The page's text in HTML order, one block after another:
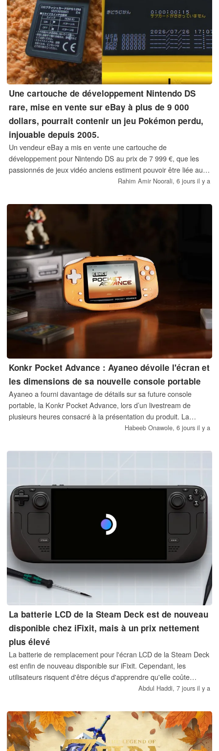
Une cartouche de développement Nintendo DS
rare, mise en vente sur eBay à plus de 9 000
dollars, pourrait contenir un jeu Pokémon perdu,
injouable depuis 2005.
Un vendeur eBay a mis en vente une cartouche de
développement pour Nintendo DS au prix de 7 999 €, que les
passionnés de jeux vidéo anciens estiment pouvoir être liée au
mini-jeu PokéPark Fishing Rally DS de 2005, disparu depuis
démarrage suggère que la cartouche pourrait ne contenir qu'un
logiciel de communication avec le classement, plutôt que le jeu
jouable lui-même.
Rahim Amir Noorali, 6 jours il y a
Konkr Pocket Advance : Ayaneo dévoile l'écran et
les dimensions de sa nouvelle console portable
Ayaneo a fourni davantage de détails sur sa future console
portable, la Konkr Pocket Advance, lors d’un livestream de
plusieurs heures consacré à la présentation du produit. La
console a également été présentée en train d’émuler des jeux
Advance dont elle s’inspire.
Habeeb Onawole, 6 jours il y a
La batterie LCD de la Steam Deck est de nouveau
disponible chez iFixit, mais à un prix nettement
plus élevé
La batterie de remplacement pour l'écran LCD de la Steam Deck
est enfin de nouveau disponible sur iFixit. Cependant, les
utilisateurs risquent d'être déçus d'apprendre qu'elle coûte
Abdul Haddi, 7 jours il y a